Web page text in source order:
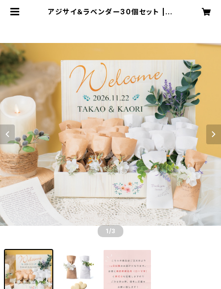
アジサイ＆ラベンダー30個セット | R
1 /3